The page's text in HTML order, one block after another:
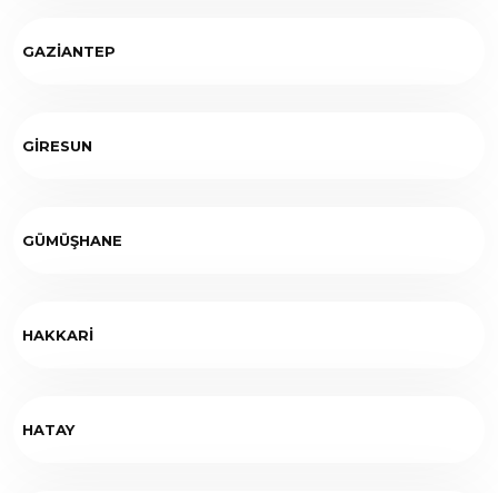
GAZİANTEP
GİRESUN
GÜMÜŞHANE
HAKKARİ
HATAY